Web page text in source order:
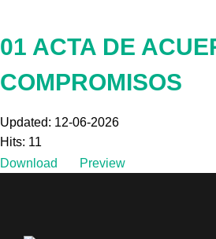
01 ACTA DE
COMPROMISOS
Updated: 12-06-2026
Hits: 11
Download
Preview